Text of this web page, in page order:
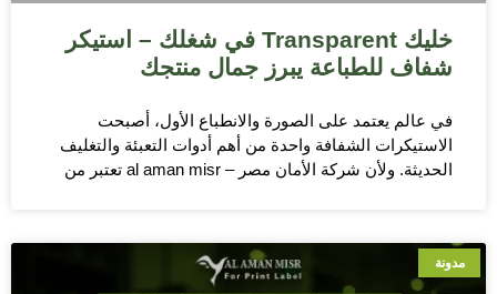
خليك Transparent في شغلك – استيكر
شفاف للطباعة يبرز جمال منتجك
في عالم يعتمد على الصورة والانطباع الأول، أصبحت
الاستيكرات الشفافة واحدة من أهم أدوات التعبئة والتغليف
الحديثة. ولأن شركة الأمان مصر – al aman misr تعتبر من
مدونة